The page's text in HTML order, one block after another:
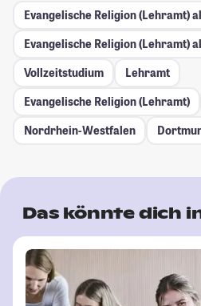
Evangelische Religion (Lehramt)
Evangelische Religion (Lehramt)
Vollzeitstudium
Lehramt
Evangelische Religion (Lehramt)
Nordrhein-Westfalen
Das könnte dich